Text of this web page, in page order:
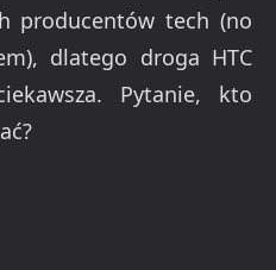
producentów tech (no
dlatego droga HTC
Pytanie, kto